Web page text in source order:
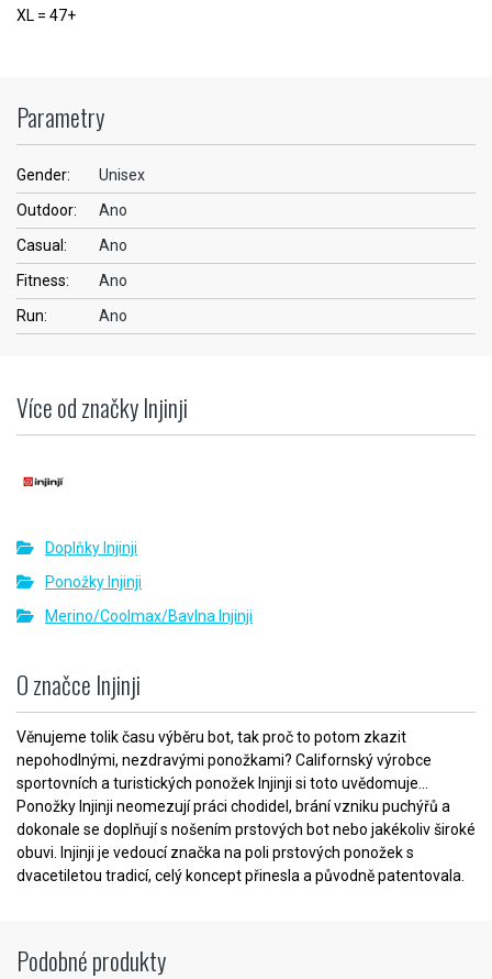
XL = 47+
Parametry
Gender:
Unisex
Outdoor:
Ano
Casual:
Ano
Fitness:
Ano
Run:
Ano
Více od značky Injinji
Doplňky Injinji
Ponožky Injinji
Merino/Coolmax/Bavlna Injinji
O značce Injinji
Věnujeme tolik času výběru bot, tak proč to potom zkazit
nepohodlnými, nezdravými ponožkami? Californský výrobce
sportovních a turistických ponožek Injinji si toto uvědomuje...
Ponožky Injinji neomezují práci chodidel, brání vzniku puchýřů a
dokonale se doplňují s nošením prstových bot nebo jakékoliv široké
obuvi. Injinji je vedoucí značka na poli prstových ponožek s
dvacetiletou tradicí, celý koncept přinesla a původně patentovala.
Podobné produkty